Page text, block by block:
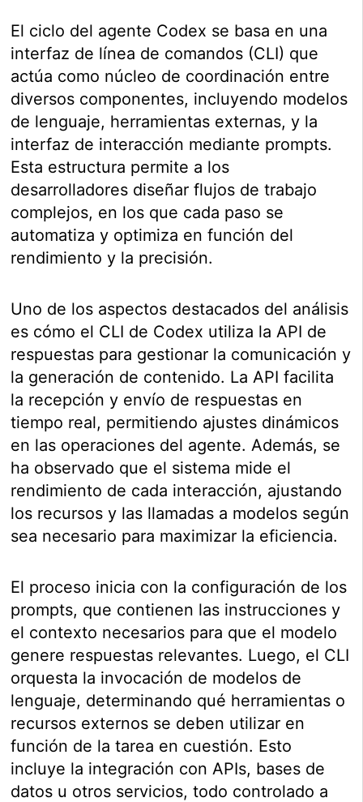
El ciclo del agente Codex se basa en una
interfaz de línea de comandos (CLI) que
actúa como núcleo de coordinación entre
diversos componentes, incluyendo modelos
de lenguaje, herramientas externas, y la
interfaz de interacción mediante prompts.
Esta estructura permite a los
desarrolladores diseñar flujos de trabajo
complejos, en los que cada paso se
automatiza y optimiza en función del
rendimiento y la precisión.
Uno de los aspectos destacados del análisis
es cómo el CLI de Codex utiliza la API de
respuestas para gestionar la comunicación y
la generación de contenido. La API facilita
la recepción y envío de respuestas en
tiempo real, permitiendo ajustes dinámicos
en las operaciones del agente. Además, se
ha observado que el sistema mide el
rendimiento de cada interacción, ajustando
los recursos y las llamadas a modelos según
sea necesario para maximizar la eficiencia.
El proceso inicia con la configuración de los
prompts, que contienen las instrucciones y
el contexto necesarios para que el modelo
genere respuestas relevantes. Luego, el CLI
orquesta la invocación de modelos de
lenguaje, determinando qué herramientas o
recursos externos se deben utilizar en
función de la tarea en cuestión. Esto
incluye la integración con APIs, bases de
datos u otros servicios, todo controlado a